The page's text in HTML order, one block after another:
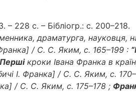
228 с. – Бібліогр.: с. 200–218.
драматурга, науковця,
/ С. С. Яким, с. 165–199 :
Першікроки Івана Франка в
І. Франка] / С. С. Яким, с.
/ С. С. Яким, с. 175–178 ;